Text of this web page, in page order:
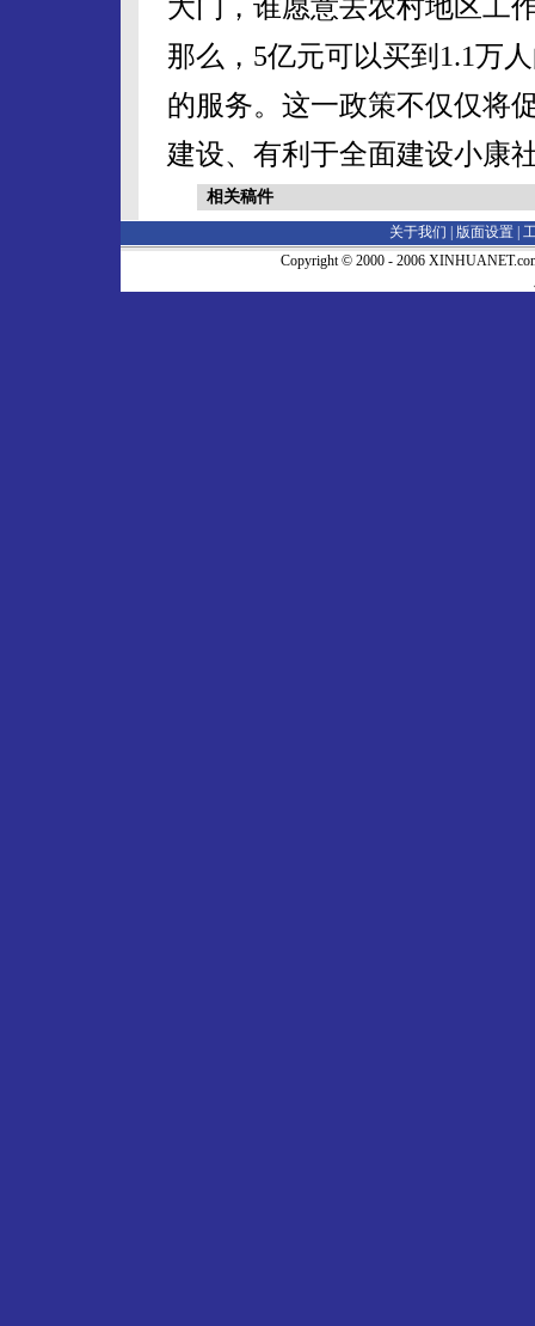
大门，谁愿意去农村地区工
那么，5亿元可以买到1.1万
的服务。这一政策不仅仅将
建设、有利于全面建设小康
相关稿件
关于我们 | 版面设置
Copyright © 2000 - 2006